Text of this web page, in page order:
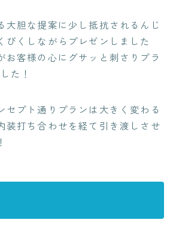
大胆な提案に少し抵抗されるんじ
びくしながらプレゼンしました
お客様の心にグサッと刺さりプラ
た！
セプト通りプランは大きく変わる
装打ち合わせを経て引き渡しさせ